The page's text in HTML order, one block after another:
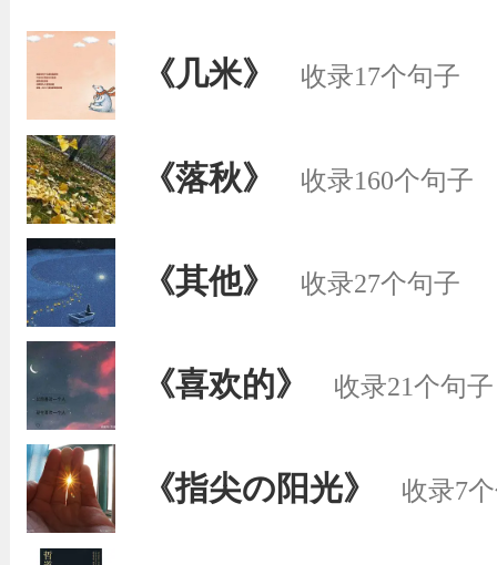
《几米》 收录17个句子
《落秋》 收录160个句子
《其他》 收录27个句子
《喜欢的》 收录21个句子
《指尖の阳光》 收录7